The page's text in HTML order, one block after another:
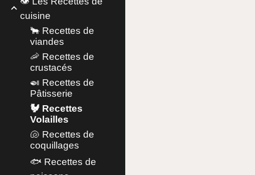
cuisine
🐂 Recettes de
viandes
🦐 Recettes de
crustacés
🍛 Recettes de
Pâtisserie
🐓 Recettes
Volailles
🐚 Recettes de
coquillages
🐟 Recettes de